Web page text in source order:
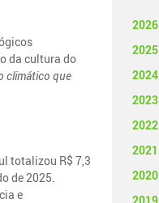
da cultura do
climático que
totalizou R$ 7,3
de 2025.
e
2026
2025
2024
2023
2022
2021
2020
2019